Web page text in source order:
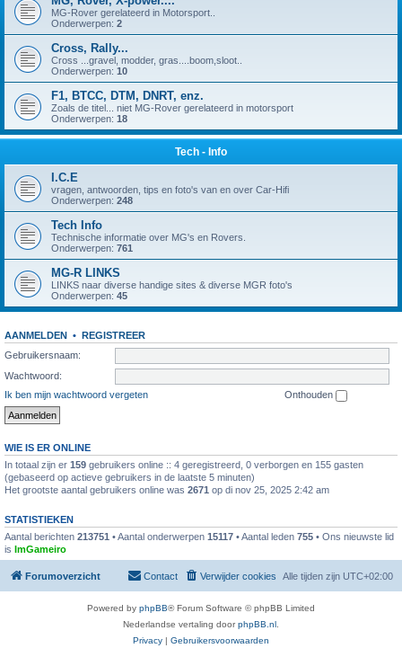
MG-Rover gerelateerd in Motorsport..
Onderwerpen: 2
Cross, Rally...
Cross ...gravel, modder, gras....boom,sloot..
Onderwerpen: 10
F1, BTCC, DTM, DNRT, enz.
Zoals de titel... niet MG-Rover gerelateerd in motorsport
Onderwerpen: 18
Tech - Info
I.C.E
vragen, antwoorden, tips en foto's van en over Car-Hifi
Onderwerpen: 248
Tech Info
Technische informatie over MG's en Rovers.
Onderwerpen: 761
MG-R LINKS
LINKS naar diverse handige sites & diverse MGR foto's
Onderwerpen: 45
AANMELDEN • REGISTREER
Gebruikersnaam:
Wachtwoord:
Ik ben mijn wachtwoord vergeten
Onthouden
WIE IS ER ONLINE
In totaal zijn er 159 gebruikers online :: 4 geregistreerd, 0 verborgen en 155 gasten
(gebaseerd op actieve gebruikers in de laatste 5 minuten)
Het grootste aantal gebruikers online was 2671 op di nov 25, 2025 2:42 am
STATISTIEKEN
Aantal berichten 213751 • Aantal onderwerpen 15117 • Aantal leden 755 • Ons nieuwste lid
is ImGameiro
Forumoverzicht Alle tijden zijn UTC+02:00
Verwijder cookies
Contact
Powered by phpBB® Forum Software © phpBB Limited
Nederlandse vertaling doorphpBB.nl
Privacy | Gebruikersvoorwaarden